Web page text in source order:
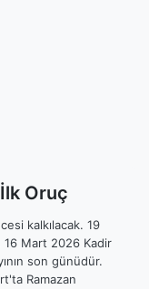
Oruç
kalkılacak. 19
16 Mart 2026 Kadir
son günüdür.
Ramazan